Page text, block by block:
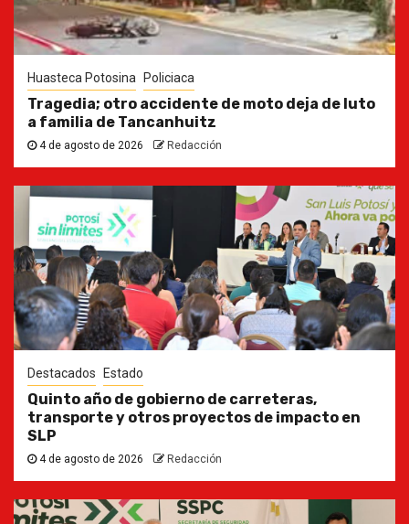
Huasteca Potosina Policiaca
Tragedia; otro accidente de moto deja de luto
a familia de Tancanhuitz
4 de agosto de 2026 Redacción
Destacados Estado
Quinto año de gobierno de carreteras,
transporte y otros proyectos de impacto en
SLP
4 de agosto de 2026 Redacción